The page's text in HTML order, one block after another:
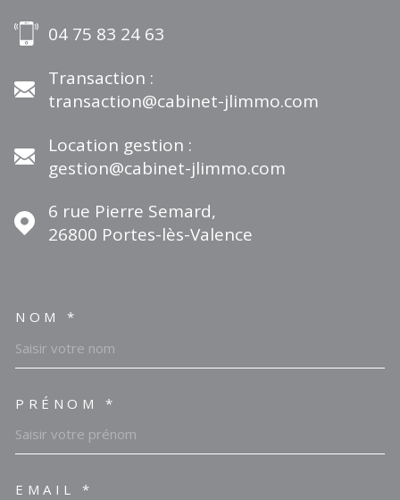
04 75 83 24 63
Transaction :
transaction@cabinet-jlimmo.com
Location gestion :
gestion@cabinet-jlimmo.com
6 rue Pierre Semard,
26800
Portes-lès-Valence
NOM *
PRÉNOM *
EMAIL *